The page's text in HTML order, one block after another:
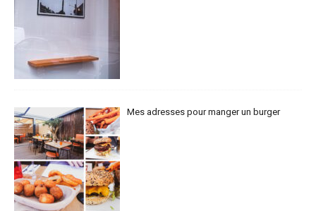
Mes adresses pour manger un burger